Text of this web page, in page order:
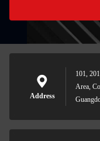
Address
101,
Area,